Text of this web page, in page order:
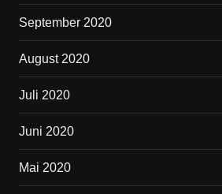
September 2020
August 2020
Juli 2020
Juni 2020
Mai 2020